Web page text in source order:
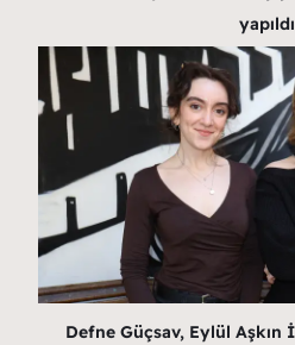
yapıldı
Defne Güçsav, Eylül Aşkın